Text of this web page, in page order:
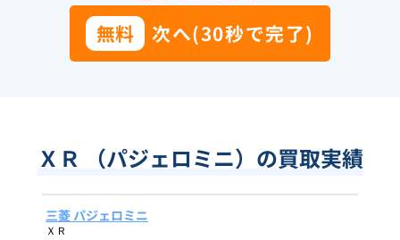
無料 次へ(30秒で完了)
ＸＲ （パジェロミニ）の買取実績
三菱 パジェロミニ
ＸＲ